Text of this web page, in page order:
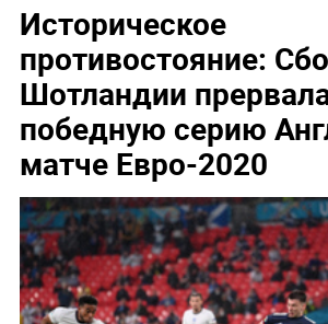
Историческое
противостояние:
Шотландии
победную серию
матче Евро-2020